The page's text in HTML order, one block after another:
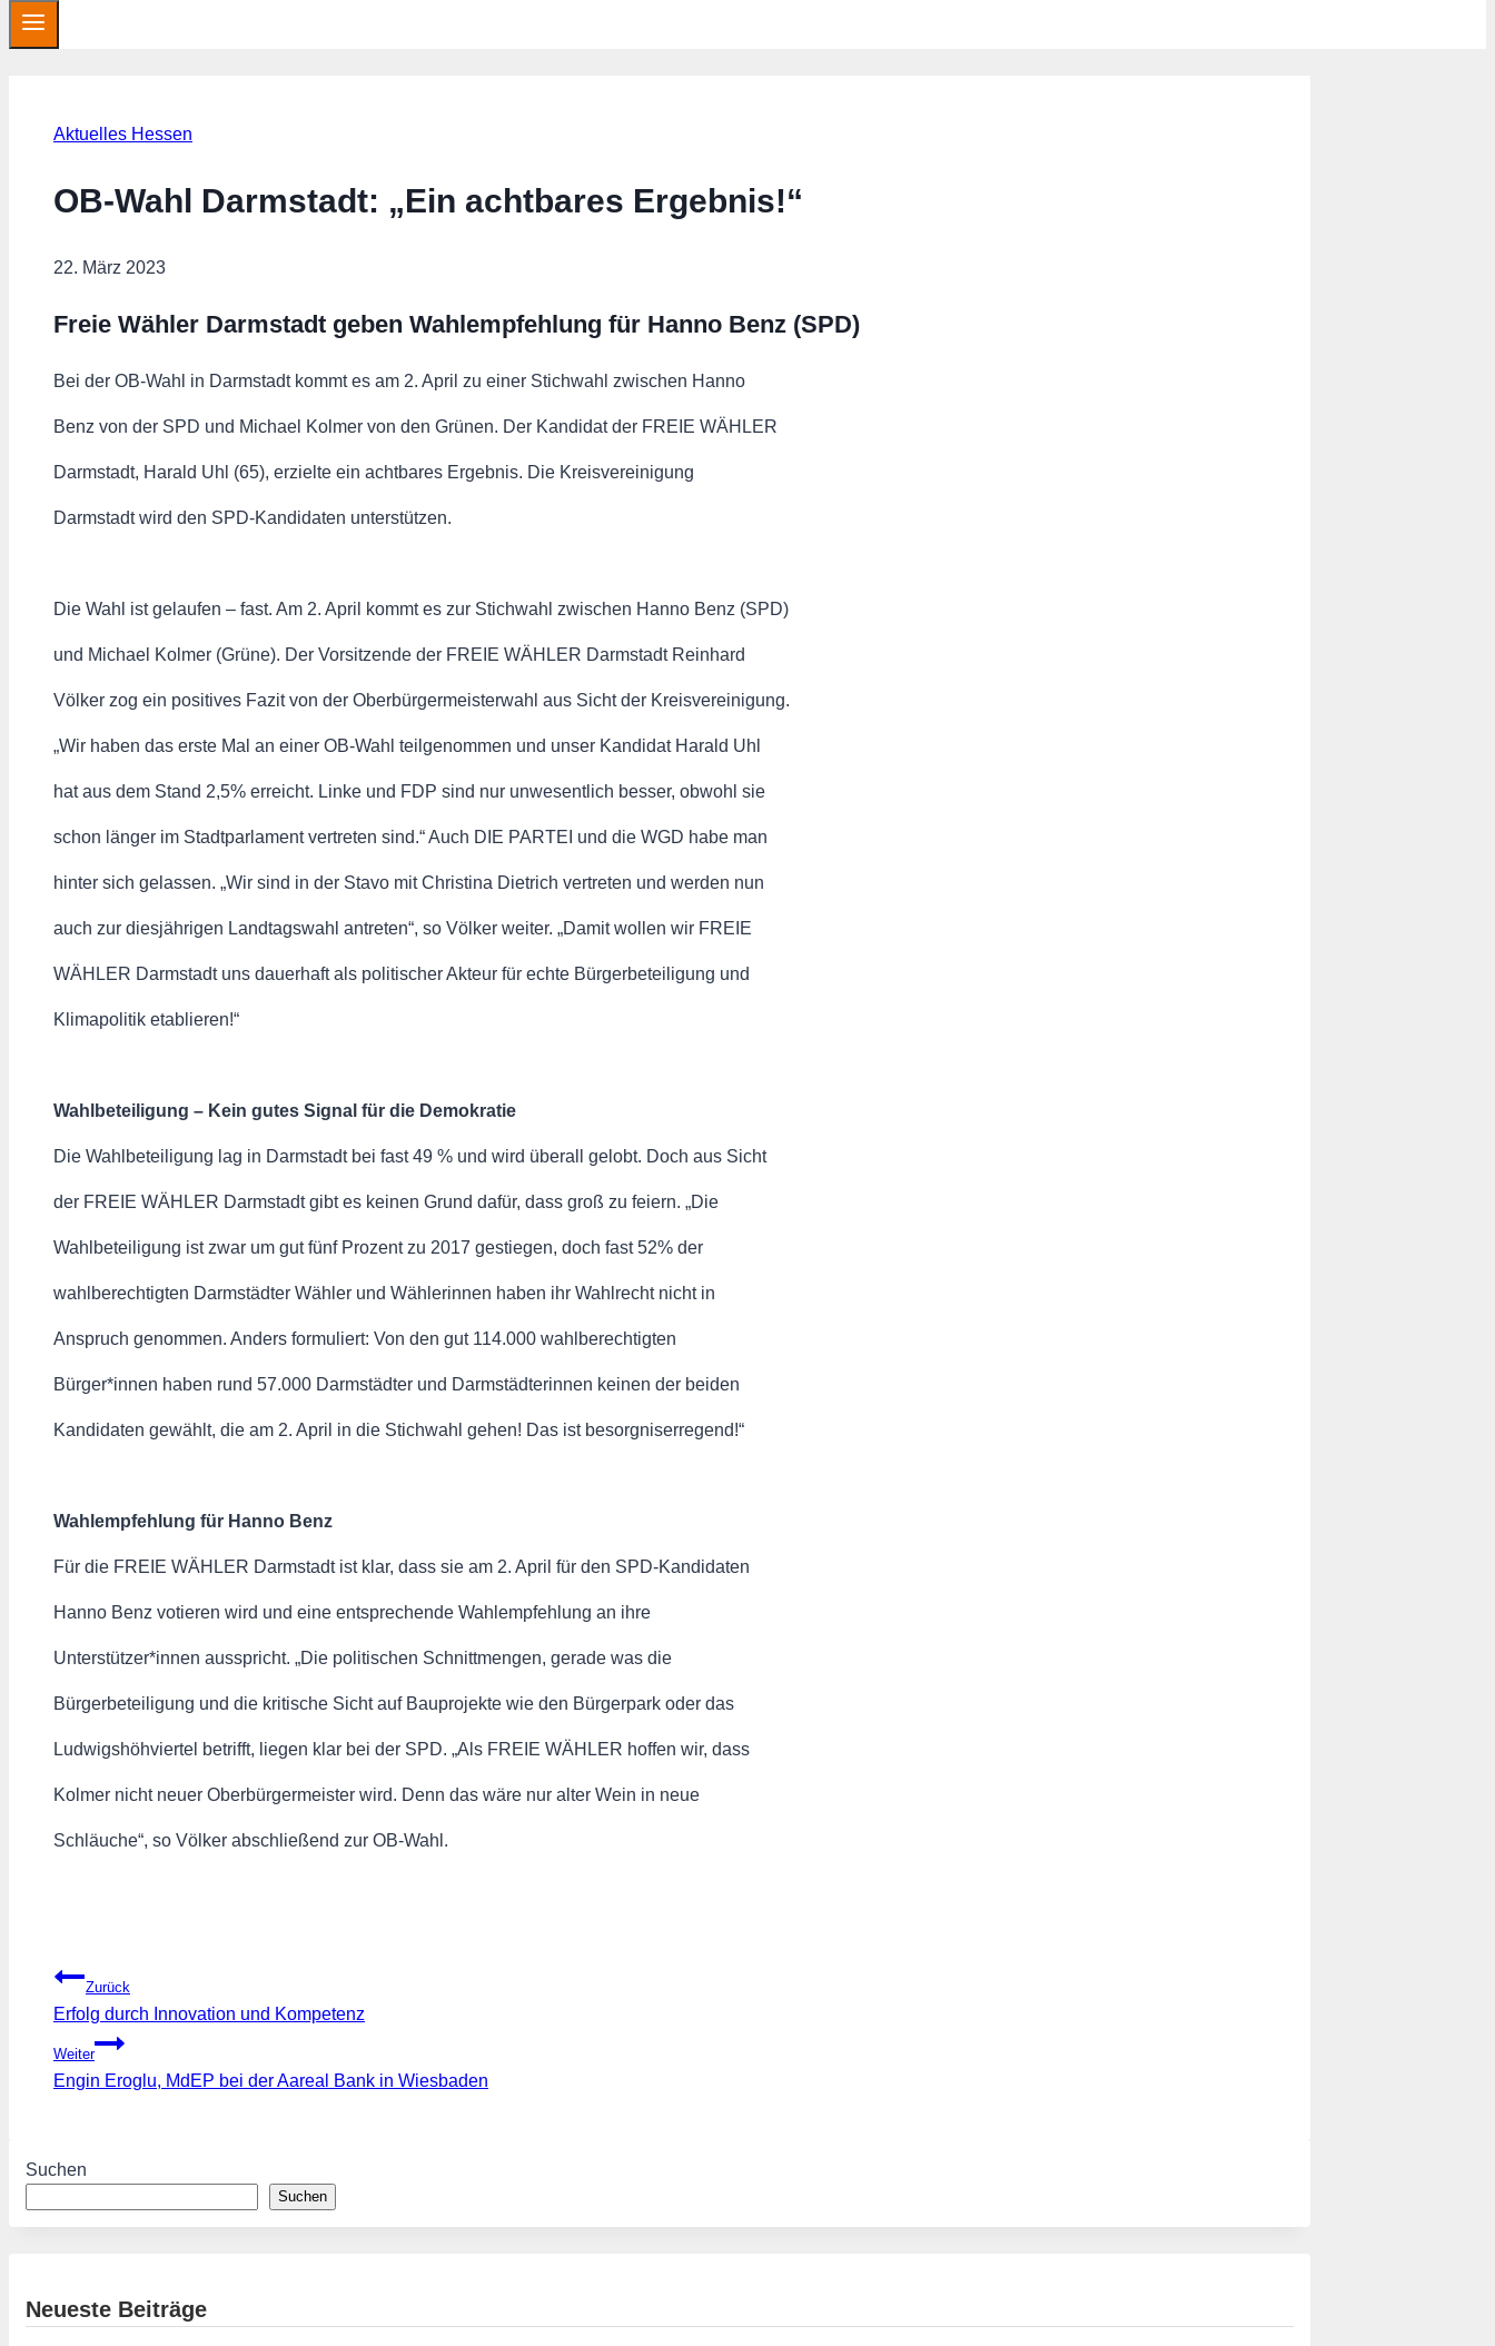
Aktuelles Hessen
OB-Wahl Darmstadt: „Ein achtbares Ergebnis!“
22. März 2023
Freie Wähler Darmstadt geben Wahlempfehlung für Hanno Benz (SPD)
Bei der OB-Wahl in Darmstadt kommt es am 2. April zu einer Stichwahl zwischen Hanno
Benz von der SPD und Michael Kolmer von den Grünen. Der Kandidat der FREIE WÄHLER
Darmstadt, Harald Uhl (65), erzielte ein achtbares Ergebnis. Die Kreisvereinigung
Darmstadt wird den SPD-Kandidaten unterstützen.
Die Wahl ist gelaufen – fast. Am 2. April kommt es zur Stichwahl zwischen Hanno Benz (SPD)
und Michael Kolmer (Grüne). Der Vorsitzende der FREIE WÄHLER Darmstadt Reinhard
Völker zog ein positives Fazit von der Oberbürgermeisterwahl aus Sicht der Kreisvereinigung.
„Wir haben das erste Mal an einer OB-Wahl teilgenommen und unser Kandidat Harald Uhl
hat aus dem Stand 2,5% erreicht. Linke und FDP sind nur unwesentlich besser, obwohl sie
schon länger im Stadtparlament vertreten sind.“ Auch DIE PARTEI und die WGD habe man
hinter sich gelassen. „Wir sind in der Stavo mit Christina Dietrich vertreten und werden nun
auch zur diesjährigen Landtagswahl antreten“, so Völker weiter. „Damit wollen wir FREIE
WÄHLER Darmstadt uns dauerhaft als politischer Akteur für echte Bürgerbeteiligung und
Klimapolitik etablieren!“
Wahlbeteiligung – Kein gutes Signal für die Demokratie
Die Wahlbeteiligung lag in Darmstadt bei fast 49 % und wird überall gelobt. Doch aus Sicht
der FREIE WÄHLER Darmstadt gibt es keinen Grund dafür, dass groß zu feiern. „Die
Wahlbeteiligung ist zwar um gut fünf Prozent zu 2017 gestiegen, doch fast 52% der
wahlberechtigten Darmstädter Wähler und Wählerinnen haben ihr Wahlrecht nicht in
Anspruch genommen. Anders formuliert: Von den gut 114.000 wahlberechtigten
Bürger*innen haben rund 57.000 Darmstädter und Darmstädterinnen keinen der beiden
Kandidaten gewählt, die am 2. April in die Stichwahl gehen! Das ist besorgniserregend!“
Wahlempfehlung für Hanno Benz
Für die FREIE WÄHLER Darmstadt ist klar, dass sie am 2. April für den SPD-Kandidaten
Hanno Benz votieren wird und eine entsprechende Wahlempfehlung an ihre
Unterstützer*innen ausspricht. „Die politischen Schnittmengen, gerade was die
Bürgerbeteiligung und die kritische Sicht auf Bauprojekte wie den Bürgerpark oder das
Ludwigshöhviertel betrifft, liegen klar bei der SPD. „Als FREIE WÄHLER hoffen wir, dass
Kolmer nicht neuer Oberbürgermeister wird. Denn das wäre nur alter Wein in neue
Schläuche“, so Völker abschließend zur OB-Wahl.
Beitragsnavigation
Zurück
Erfolg durch Innovation und Kompetenz
Weiter
Engin Eroglu, MdEP bei der Aareal Bank in Wiesbaden
Suchen
Suchen
Neueste Beiträge